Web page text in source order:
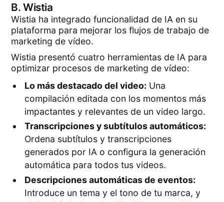
B.Wistia
Wistia ha integrado funcionalidad de IA en su
plataforma para mejorar los flujos de trabajo de
marketing de vídeo.
Wistia presentó cuatro herramientas de IA para
optimizar procesos de marketing de vídeo:
Lo más destacado del video: Una
compilación editada con los momentos más
impactantes y relevantes de un video largo.
Transcripciones y subtítulos automáticos:
Ordena subtítulos y transcripciones
generados por IA o configura la generación
automática para todos tus videos.
Descripciones automáticas de eventos:
Introduce un tema y el tono de tu marca, y